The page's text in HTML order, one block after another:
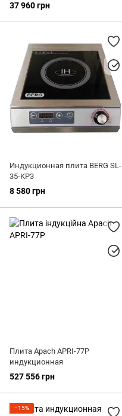
37 960 грн
Индукционная плита BERG SL-
35-KP3
8 580 грн
Плита Apach APRI-77P
индукционная
527 556 грн
−15%